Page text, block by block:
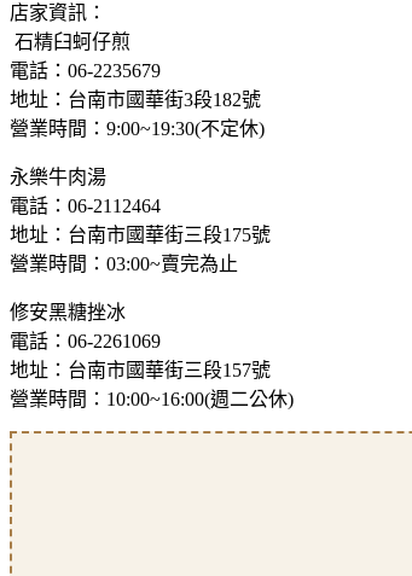
店家資訊：
石精臼蚵仔煎
電話：06-2235679
地址：台南市國華街3段182號
營業時間：9:00~19:30(不定休)
永樂牛肉湯
電話：06-2112464
地址： 台南市國華街三段175號
營業時間：03:00~賣完為止
修安黑糖挫冰
電話：06-2261069
地址：台南市國華街三段157號
營業時間：10:00~16:00(週二公休)